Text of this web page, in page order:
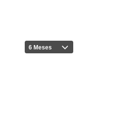
6 Meses